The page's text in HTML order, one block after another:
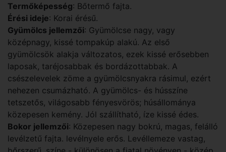
Termőképesség: Bőtermő fajta.
Érési ideje: Korai érésű.
Gyümölcs jellemzői: Gyümölcse nagy, vagy
középnagy, kissé tompakúp alakú. Az első
gyümölcsök alakja változatos, ezek kissé erősebben
laposak, taréjosabbak és bordázottabbak. A
csészelevelek zöme a gyümölcsnyakra rásimul, ezért
nehezen csumázható. A gyümölcs- és hússzíne
tetszetős, világosabb fényesvörös; húsállománya
közepesen kemény. Jól szállítható, íze kissé édes.
Bokor jellemzői: Közepesen nagy bokrú, magas, felálló
levélzetű fajta. levélnyele erős. Levéllemeze vastag,